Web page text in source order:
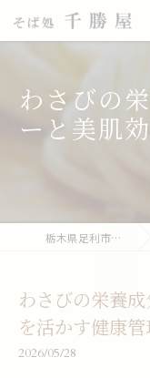
わさびの
ーと美肌
栃木県足利市の蕎麦なら千勝屋
わさびの栄養
を活かす健康
2026/05/28